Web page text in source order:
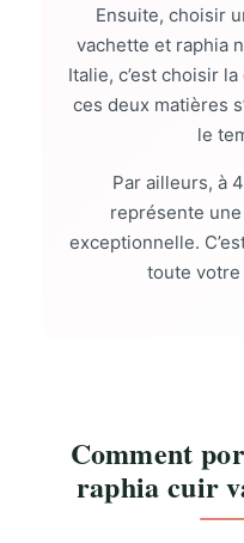
Ensuite, choisir
vachette et raphia
Italie, c’est choisir
ces deux matières
le
Par ailleurs, à
représente
exceptionnelle.
toute
Comment
raphia cuir